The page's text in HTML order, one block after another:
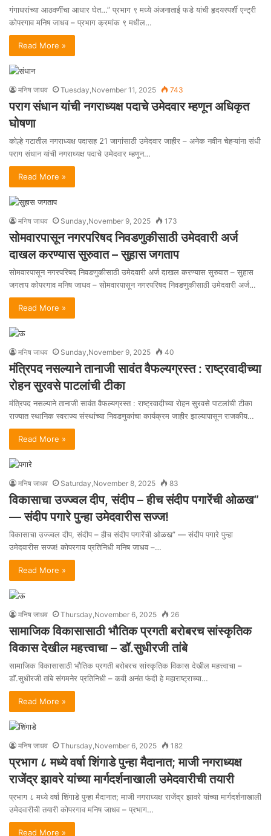
गंगाधरांच्या आठवणींचा आधार घेत…” प्रभाग ९ मध्ये अंजनाताई फडे यांची हृदयस्पर्शी एन्ट्री
कोपरगाव मनिष जाधव – प्रभाग क्रमांक ९ मधील…
Read More »
मनिष जाधव Tuesday,November 11, 2025 743
पराग संधान यांची नगराध्यक्ष पदाचे उमेदवार म्हणून अधिकृत
घोषणा
कोल्हे गटातील नगराध्यक्ष पदासह 21 जागांसाठी उमेदवार जाहीर – अनेक नवीन चेहऱ्यांना संधी
पराग संधान यांची नगराध्यक्ष पदाचे उमेदवार म्हणून…
Read More »
मनिष जाधव Sunday,November 9, 2025 173
सोमवारपासून नगरपरिषद निवडणुकीसाठी उमेदवारी अर्ज
दाखल करण्यास सुरुवात – सुहास जगताप
सोमवारपासून नगरपरिषद निवडणुकीसाठी उमेदवारी अर्ज दाखल करण्यास सुरुवात – सुहास
जगताप कोपरगाव मनिष जाधव – सोमवारपासून नगरपरिषद निवडणुकीसाठी उमेदवारी अर्ज…
Read More »
मनिष जाधव Sunday,November 9, 2025 40
मंत्रिपद नसल्याने तानाजी सावंत वैफल्यग्रस्त : राष्ट्रवादीच्या
रोहन सुरवसे पाटलांची टीका
मंत्रिपद नसल्याने तानाजी सावंत वैफल्यग्रस्त : राष्ट्रवादीच्या रोहन सुरवसे पाटलांची टीका
राज्यात स्थानिक स्वराज्य संस्थांच्या निवडणुकांचा कार्यक्रम जाहीर झाल्यापासून राजकीय…
Read More »
मनिष जाधव Saturday,November 8, 2025 83
विकासाचा उज्ज्वल दीप, संदीप – हीच संदीप पगारेंची ओळख”
— संदीप पगारे पुन्हा उमेदवारीस सज्ज!
विकासाचा उज्ज्वल दीप, संदीप – हीच संदीप पगारेंची ओळख” — संदीप पगारे पुन्हा
उमेदवारीस सज्ज! कोपरगाव प्रतिनिधी मनिष जाधव –…
Read More »
मनिष जाधव Thursday,November 6, 2025 26
सामाजिक विकासासाठी भौतिक प्रगती बरोबरच सांस्कृतिक
विकास देखील महत्त्वाचा – डॉ.सुधीरजी तांबे
सामाजिक विकासासाठी भौतिक प्रगती बरोबरच सांस्कृतिक विकास देखील महत्त्वाचा –
डॉ.सुधीरजी तांबे संगमनेर प्रतिनिधी – कवी अनंत फंदी हे महाराष्ट्राच्या…
Read More »
मनिष जाधव Thursday,November 6, 2025 182
प्रभाग ८ मध्ये वर्षा शिंगाडे पुन्हा मैदानात; माजी नगराध्यक्ष
राजेंद्र झावरे यांच्या मार्गदर्शनाखाली उमेदवारीची तयारी
प्रभाग ८ मध्ये वर्षा शिंगाडे पुन्हा मैदानात; माजी नगराध्यक्ष राजेंद्र झावरे यांच्या मार्गदर्शनाखाली
उमेदवारीची तयारी कोपरगाव मनिष जाधव – प्रभाग…
Read More »